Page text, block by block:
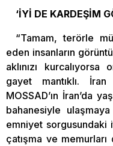
‘İYİ DE KARDEŞİM
“Tamam, terörle
eden insanların
aklınızı
gayet mantıklı.
MOSSAD’ın İran’da
bahanesiyle
emniyet sorgusundaki
çatışma ve memurları